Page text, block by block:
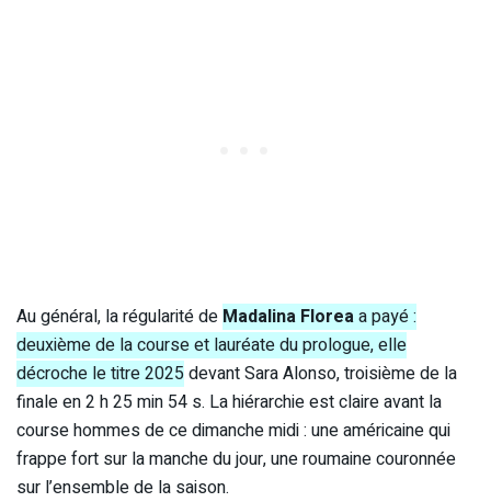
Au général, la régularité de Madalina Floreaa payé :
deuxième de la course et lauréate du prologue, elle
décroche le titre 2025 devant Sara Alonso, troisième de la
finale en 2 h 25 min 54 s. La hiérarchie est claire avant la
course hommes de ce dimanche midi : une américaine qui
frappe fort sur la manche du jour, une roumaine couronnée
sur l’ensemble de la saison.